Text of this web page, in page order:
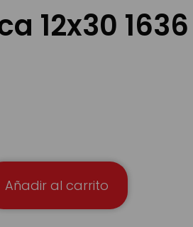
12x30 1636
Añadir al carrito